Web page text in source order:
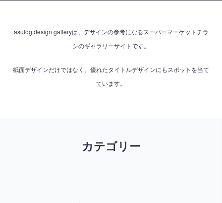
asulog design galleryは、デザインの参考になるスーパーマーケットチラ
シのギャラリーサイトです。
紙面デザインだけではなく、優れたタイトルデザインにもスポットを当て
ています。
カテゴリー